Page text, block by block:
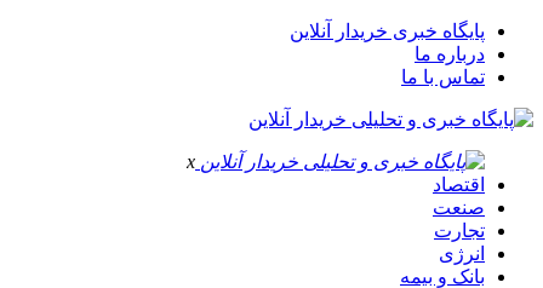
پایگاه خبری خریدار آنلاین
درباره ما
تماس با ما
x
اقتصاد
صنعت
تجارت
انرژی
بانک و بیمه